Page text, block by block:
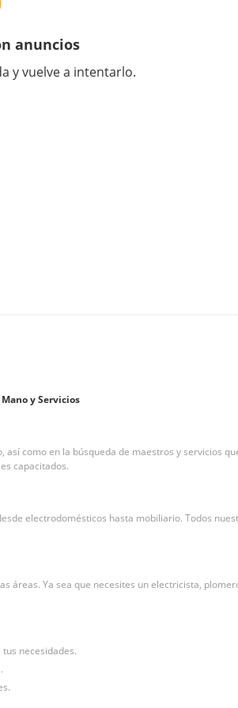
anuncios
y vuelve a intentarlo.
y Servicios
como en la búsqueda de maestros y servicios
capacitados.
electrodomésticos hasta mobiliario. Todos
áreas. Ya sea que necesites un electricista,
necesidades.